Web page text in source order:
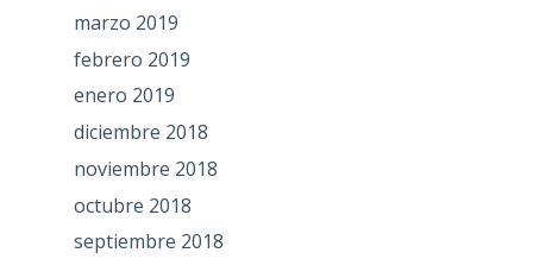
marzo 2019
febrero 2019
enero 2019
diciembre 2018
noviembre 2018
octubre 2018
septiembre 2018